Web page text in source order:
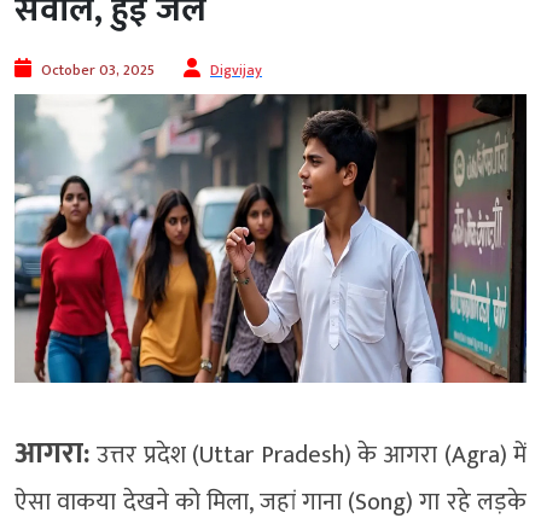
October 03, 2025 Digvijay
आगरा:उत्तर प्रदेश (Uttar Pradesh) के आगरा (Agra) में
ऐसा वाकया देखने को मिला, जहां गाना (Song) गा रहे लड़के